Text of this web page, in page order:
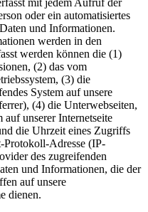
mit jedem Aufruf der
oder ein automatisiertes
und Informationen.
werden in den
werden können die (1)
(2) das vom
(3) die
System auf unsere
(4) die Unterwebseiten,
auf unserer Internetseite
die Uhrzeit eines Zugriffs
Protokoll-Adresse (IP-
des zugreifenden
und Informationen, die der
auf unsere
dienen.